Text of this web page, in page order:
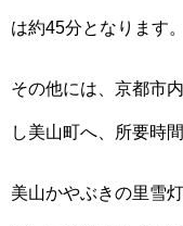
は約45分となります。
その他には、京都市
し美山町へ、所要時
美山かやぶきの里雪